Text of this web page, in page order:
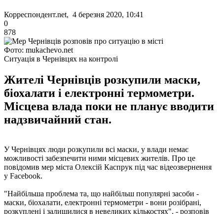
Корреспондент.net, 4 березня 2020, 10:41
0
878
Фото: mukachevo.net
Ситуація в Чернівцях на контролі
Жителі Чернівців розкупили маски,
біохалати і електронні термометри.
Місцева влада поки не планує вводити
надзвичайний стан.
У Чернівцях люди розкупили всі маски, у влади немає
можливості забезпечити ними місцевих жителів. Про це
повідомив мер міста Олексій Каспрук під час відеозвернення
у Facebook.
"Найбільша проблема та, що найбільш популярні засоби -
маски, біохалати, електронні термометри - вони розібрані,
розкуплені і залишилися в невеликих кількостях", - розповів